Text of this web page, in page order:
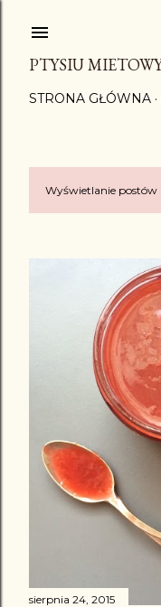
PTYSIU
STRONA GŁÓWNA
PWyświetlanie postów
sierpnia 24, 2015